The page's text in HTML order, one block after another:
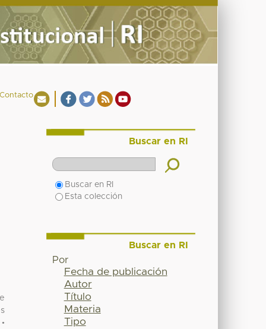
Contacto
Buscar en RI
Buscar en RI
Esta colección
Buscar en RI
Por
Fecha de publicación
Autor
Título
Materia
Tipo